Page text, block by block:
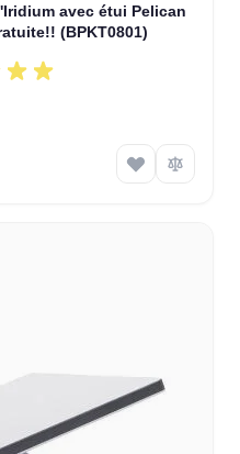
avec étui Pelican
(BPKT0801)